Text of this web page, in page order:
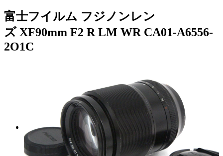
富士フイルム フジノンレン
ズ XF90mm F2 R LM WR CA01-A6556-
2O1C